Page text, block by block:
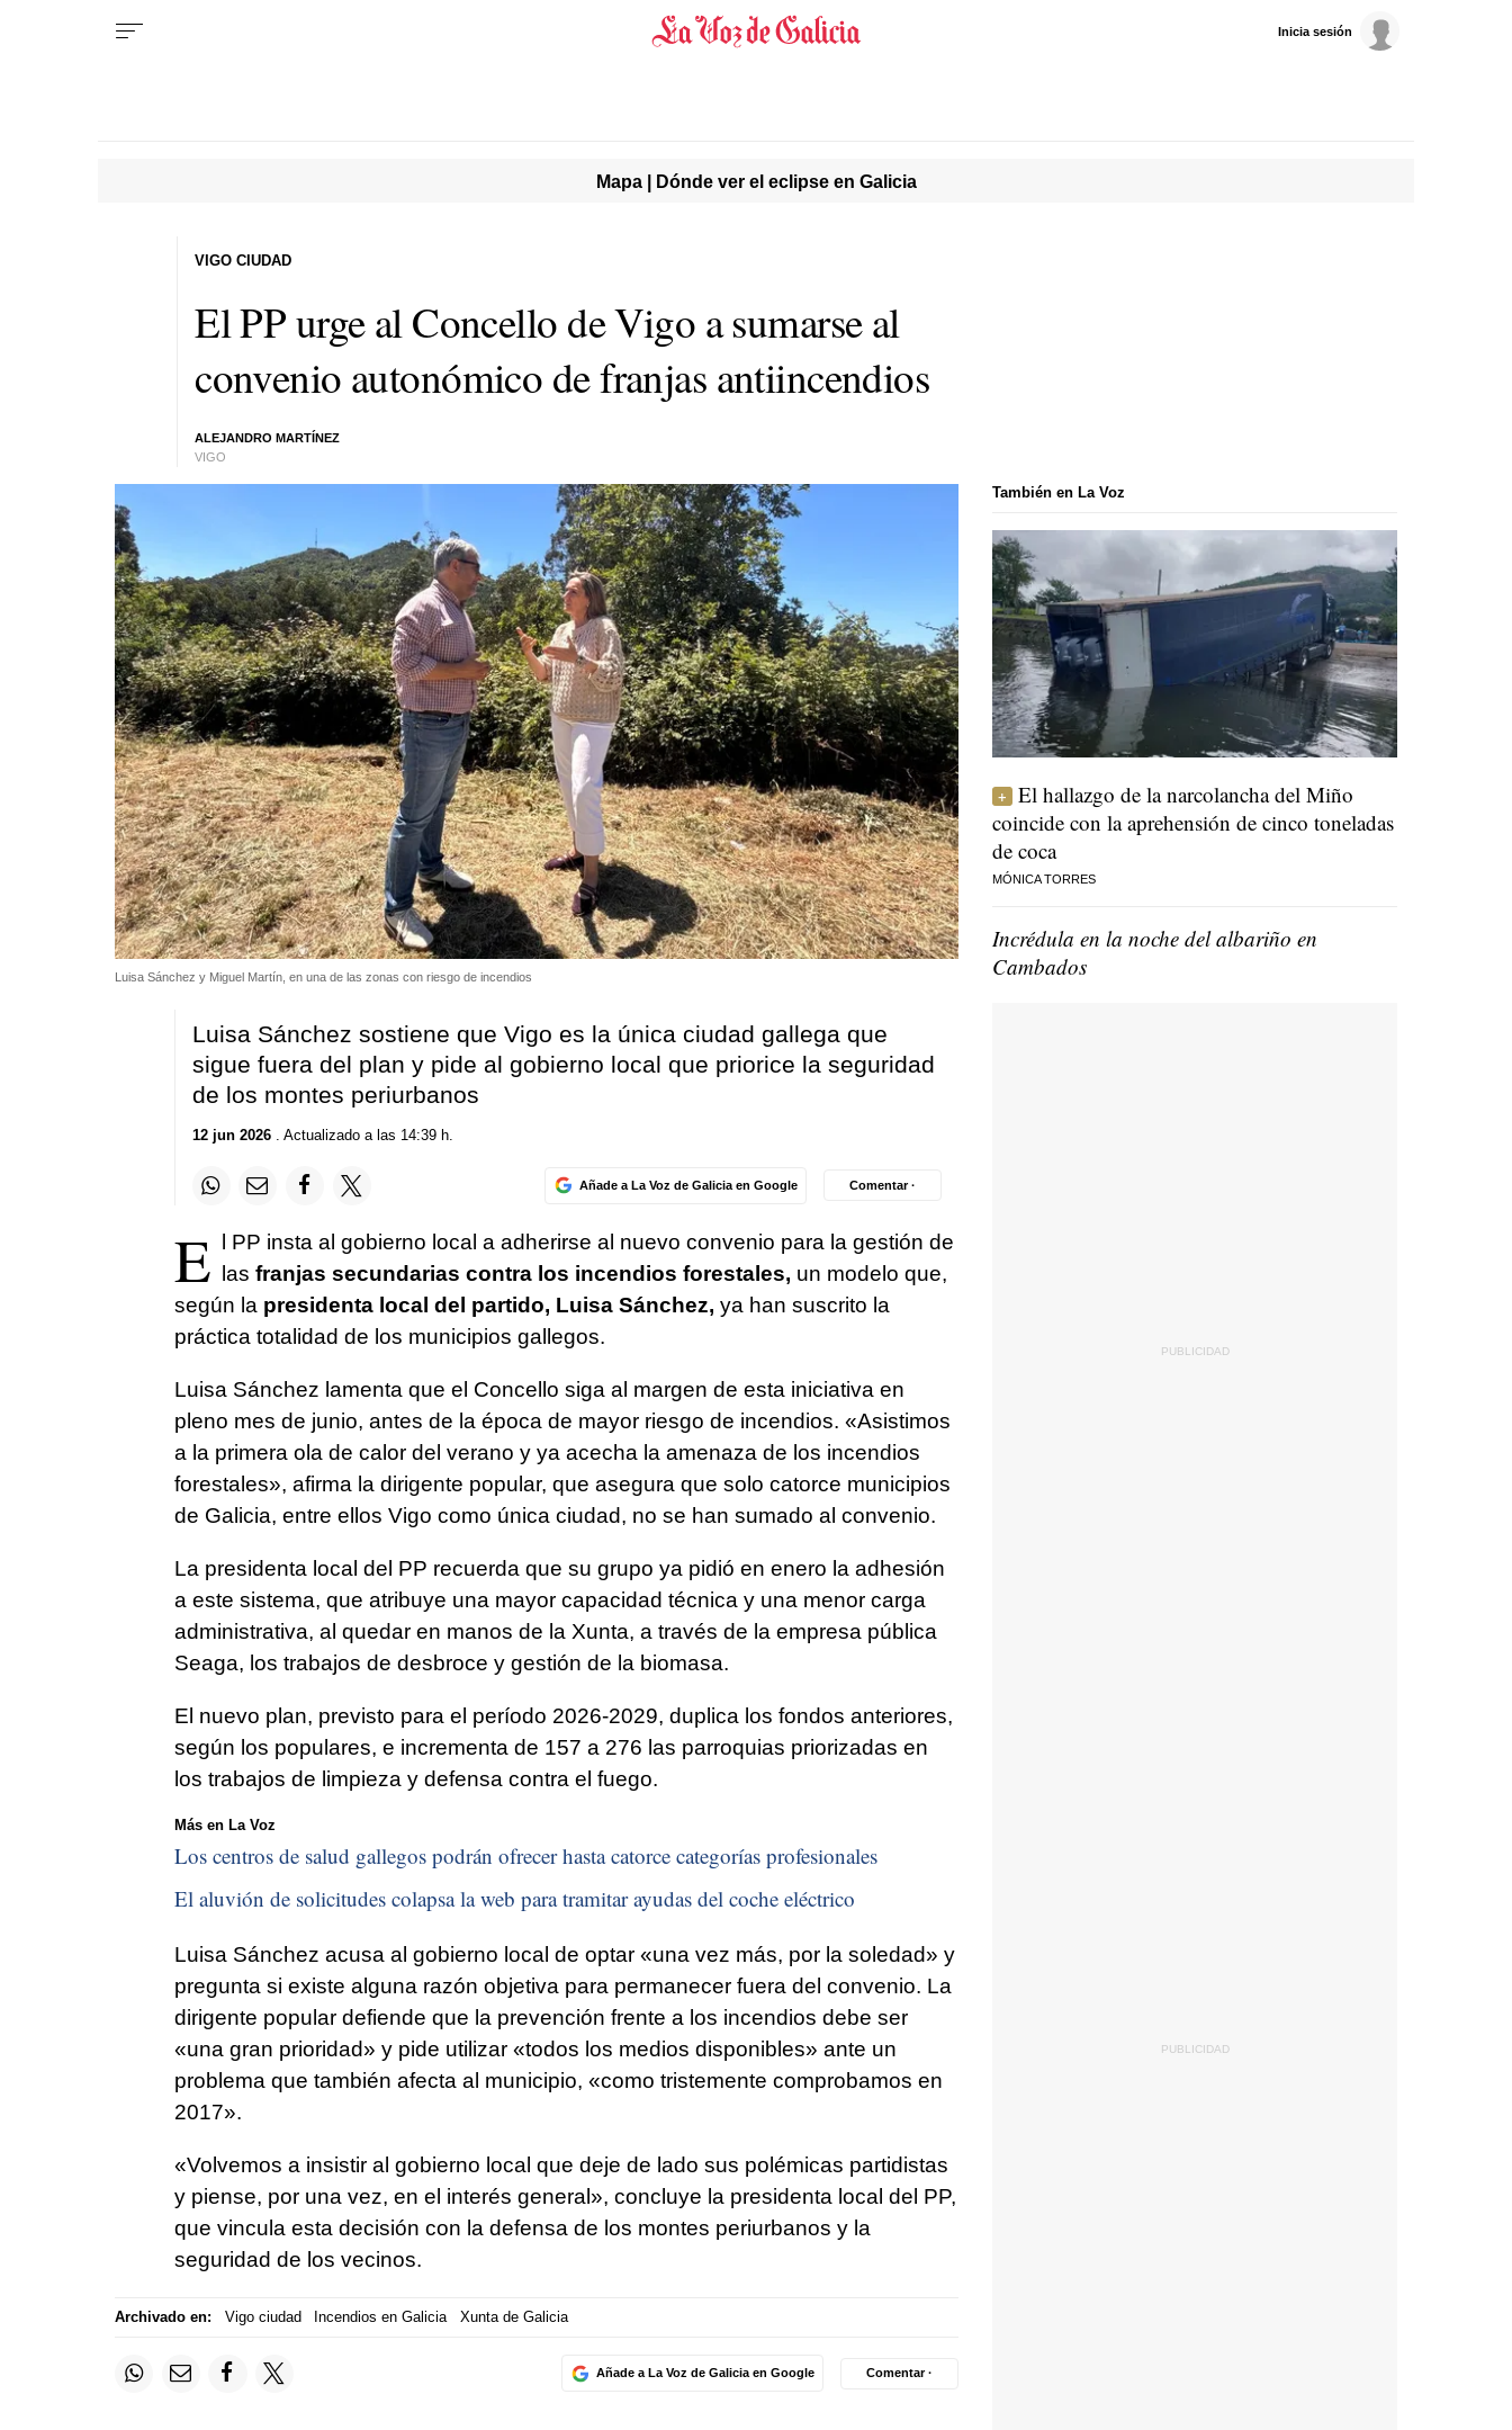
Inicia sesión
Mapa | Dónde ver el eclipse en Galicia
El PP urge al Concello de Vigo a sumarse al
convenio autonómico de franjas antiincendios
ALEJANDRO MARTÍNEZ
VIGO
VIGO CIUDAD
Luisa Sánchez y Miguel Martín, en una de las zonas con riesgo de incendios
Luisa Sánchez sostiene que Vigo es la única ciudad gallega que
sigue fuera del plan y pide al gobierno local que priorice la seguridad
de los montes periurbanos
12 jun 2026. Actualizado a las 14:39 h.
Añade a La Voz de Galicia en Google Comentar ·
E l PP insta al gobierno local a adherirse al nuevo convenio para la gestión de
las franjas secundarias contra los incendios forestales, un modelo que,
según la presidenta local del partido, Luisa Sánchez, ya han suscrito la
práctica totalidad de los municipios gallegos.
Luisa Sánchez lamenta que el Concello siga al margen de esta iniciativa en
pleno mes de junio, antes de la época de mayor riesgo de incendios. «Asistimos
a la primera ola de calor del verano y ya acecha la amenaza de los incendios
forestales», afirma la dirigente popular, que asegura que solo catorce municipios
de Galicia, entre ellos Vigo como única ciudad, no se han sumado al convenio.
La presidenta local del PP recuerda que su grupo ya pidió en enero la adhesión
a este sistema, que atribuye una mayor capacidad técnica y una menor carga
administrativa, al quedar en manos de la Xunta, a través de la empresa pública
Seaga, los trabajos de desbroce y gestión de la biomasa.
El nuevo plan, previsto para el período 2026-2029, duplica los fondos anteriores,
según los populares, e incrementa de 157 a 276 las parroquias priorizadas en
los trabajos de limpieza y defensa contra el fuego.
Más en La Voz
Los centros de salud gallegos podrán ofrecer hasta catorce categorías profesionales
El aluvión de solicitudes colapsa la web para tramitar ayudas del coche eléctrico
Luisa Sánchez acusa al gobierno local de optar «una vez más, por la soledad» y
pregunta si existe alguna razón objetiva para permanecer fuera del convenio. La
dirigente popular defiende que la prevención frente a los incendios debe ser
«una gran prioridad» y pide utilizar «todos los medios disponibles» ante un
problema que también afecta al municipio, «como tristemente comprobamos en
2017».
«Volvemos a insistir al gobierno local que deje de lado sus polémicas partidistas
y piense, por una vez, en el interés general», concluye la presidenta local del PP,
que vincula esta decisión con la defensa de los montes periurbanos y la
seguridad de los vecinos.
Archivado en: Vigo ciudad Incendios en Galicia Xunta de Galicia
Añade a La Voz de Galicia en Google Comentar ·
También en La Voz
El hallazgo de la narcolancha del Miño
coincide con la aprehensión de cinco toneladas
de coca
MÓNICA TORRES
Incrédula en la noche del albariño en
Cambados